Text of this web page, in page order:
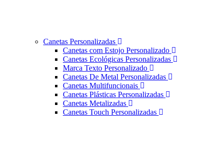
Canetas Personalizadas
Canetas com Estojo Personalizado
Canetas Ecológicas Personalizadas
Marca Texto Personalizado
Canetas De Metal Personalizadas
Canetas Multifuncionais
Canetas Plásticas Personalizadas
Canetas Metalizadas
Canetas Touch Personalizadas